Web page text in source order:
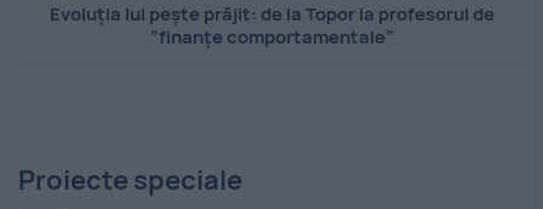
Evoluția lui pește prăjit: de la Topor la profesorul de
”finanțe comportamentale”
Proiecte speciale